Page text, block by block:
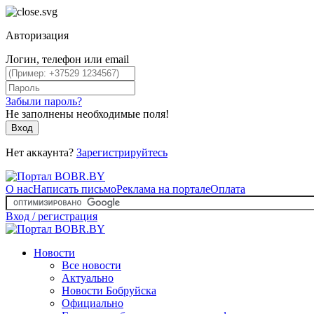
Авторизация
Логин, телефон или email
Забыли пароль?
Не заполнены необходимые поля!
Вход
Нет аккаунта? Зарегистрируйтесь
О насНаписать письмоРеклама на порталеОплата
Вход / регистрация
Новости
Все новости
Актуально
Новости Бобруйска
Официально